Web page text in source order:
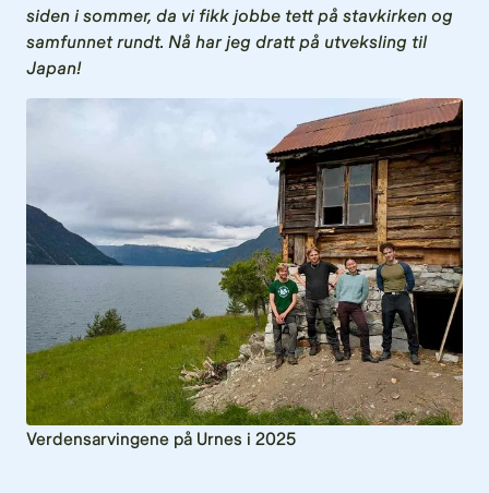
siden i sommer, da vi fikk jobbe tett på stavkirken og
samfunnet rundt. Nå har jeg dratt på utveksling til
Japan!
Verdensarvingene på Urnes i 2025